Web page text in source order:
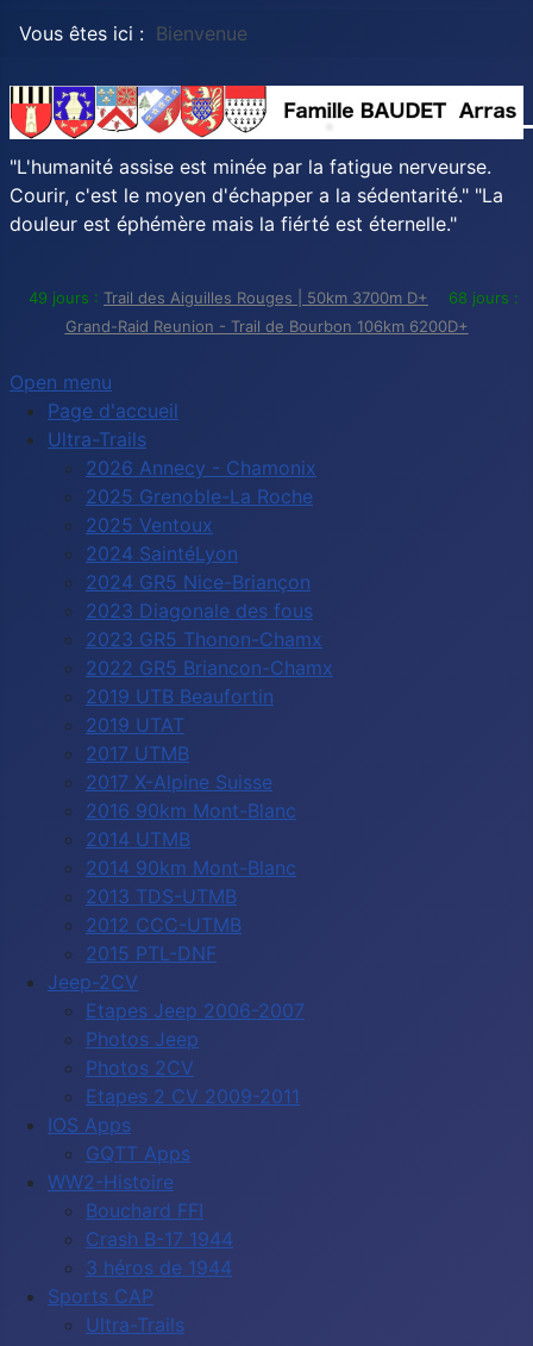
Vous êtes ici : Bienvenue
"L'humanité assise est minée par la fatigue nerveurse.
Courir, c'est le moyen d'échapper a la sédentarité." "La
douleur est éphémère mais la fiérté est éternelle."
49 jours : Trail des Aiguilles Rouges | 50km 3700m D+
68 jours :
Grand-Raid Reunion - Trail de Bourbon 106km 6200D+
Open menu
Page d'accueil
Ultra-Trails
2026 Annecy - Chamonix
2025 Grenoble-La Roche
2025 Ventoux
2024 SaintéLyon
2024 GR5 Nice-Briançon
2023 Diagonale des fous
2023 GR5 Thonon-Chamx
2022 GR5 Briancon-Chamx
2019 UTB Beaufortin
2019 UTAT
2017 UTMB
2017 X-Alpine Suisse
2016 90km Mont-Blanc
2014 UTMB
2014 90km Mont-Blanc
2013 TDS-UTMB
2012 CCC-UTMB
2015 PTL-DNF
Jeep-2CV
Etapes Jeep 2006-2007
Photos Jeep
Photos 2CV
Etapes 2 CV 2009-2011
IOS Apps
GQTT Apps
WW2-Histoire
Bouchard FFI
Crash B-17 1944
3 héros de 1944
Sports CAP
Ultra-Trails